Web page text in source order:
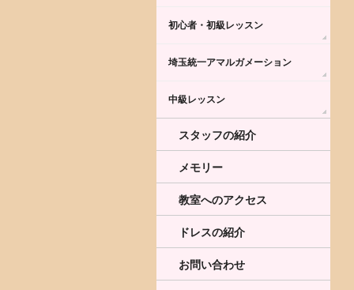
初心者・初級レッスン
埼玉統一アマルガメーション
中級レッスン
スタッフの紹介
メモリー
教室へのアクセス
ドレスの紹介
お問い合わせ